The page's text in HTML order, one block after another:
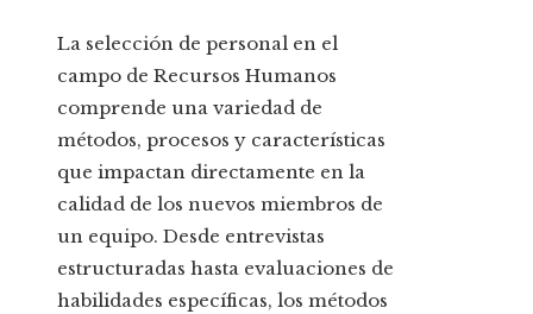
La selección de personal en el
campo de Recursos Humanos
comprende una variedad de
métodos, procesos y características
que impactan directamente en la
calidad de los nuevos miembros de
un equipo. Desde entrevistas
estructuradas hasta evaluaciones de
habilidades específicas, los métodos